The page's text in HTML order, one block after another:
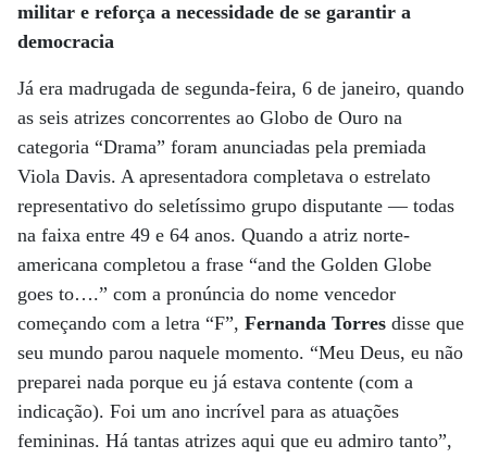
militar e reforça a necessidade de se garantir a
democracia
Já era madrugada de segunda-feira, 6 de janeiro, quando
as seis atrizes concorrentes ao Globo de Ouro na
categoria “Drama” foram anunciadas pela premiada
Viola Davis. A apresentadora completava o estrelato
representativo do seletíssimo grupo disputante — todas
na faixa entre 49 e 64 anos. Quando a atriz norte-
americana completou a frase “and the Golden Globe
goes to….” com a pronúncia do nome vencedor
começando com a letra “F”, Fernanda Torres disse que
seu mundo parou naquele momento. “Meu Deus, eu não
preparei nada porque eu já estava contente (com a
indicação). Foi um ano incrível para as atuações
femininas. Há tantas atrizes aqui que eu admiro tanto”,